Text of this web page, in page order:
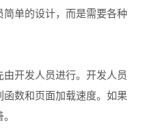
单的设计，而是需要各种
开发人员进行。开发人员
数和页面加载速度。如果